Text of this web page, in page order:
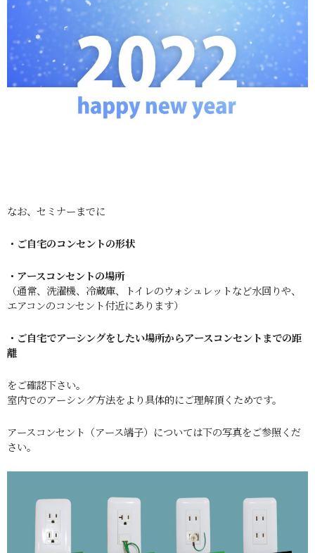
なお、セミナーまでに
・ご自宅のコンセントの形状
・アースコンセントの場所
（通常、洗濯機、冷蔵庫、トイレのウォシュレットなど水回りや、
エアコンのコンセント付近にあります）
・ご自宅でアーシングをしたい場所からアースコンセントまでの距
離
をご確認下さい。
室内でのアーシング方法をより具体的にご理解頂くためです。
アースコンセント（アース端子）については下の写真をご参照くだ
さい。